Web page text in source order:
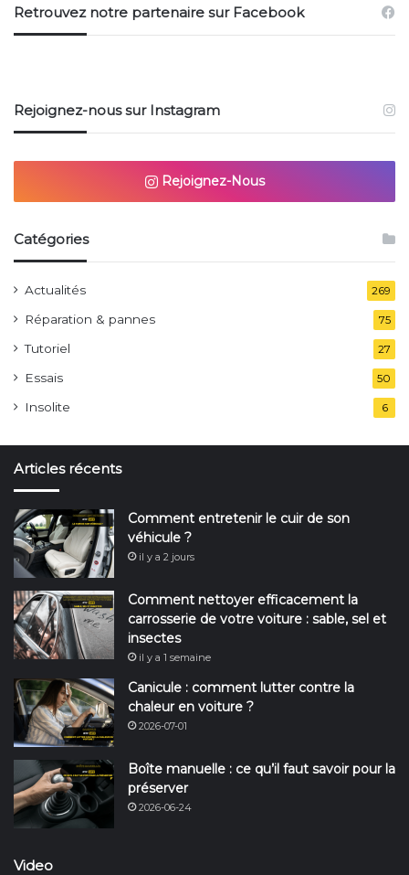
Retrouvez notre partenaire sur Facebook
Rejoignez-nous sur Instagram
Rejoignez-Nous
Catégories
Actualités 269
Réparation & pannes 75
Tutoriel 27
Essais 50
Insolite 6
Articles récents
Comment entretenir le cuir de son
véhicule ?
il y a 2 jours
Comment nettoyer efficacement la
carrosserie de votre voiture : sable, sel et
insectes
il y a 1 semaine
Canicule : comment lutter contre la
chaleur en voiture ?
2026-07-01
Boîte manuelle : ce qu’il faut savoir pour la
préserver
2026-06-24
Video